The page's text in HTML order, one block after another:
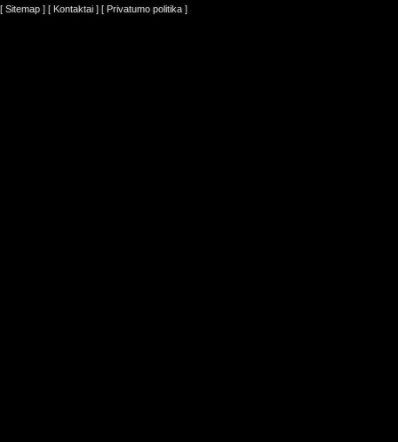
[ Sitemap ] [ Kontaktai ] [ Privatumo politika ]